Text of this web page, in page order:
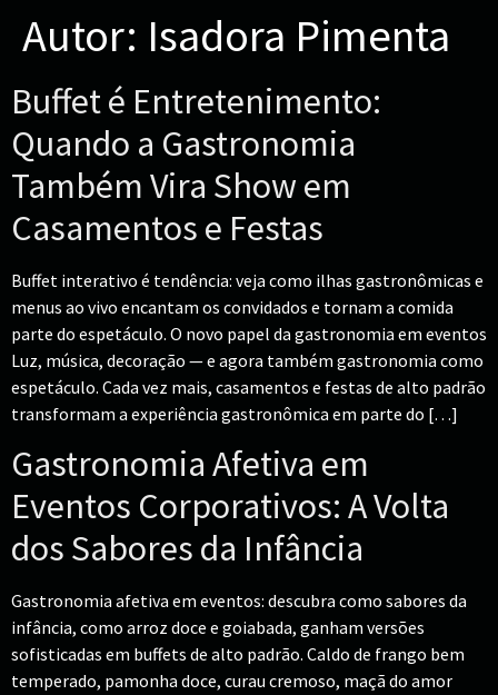
Autor: Isadora Pimenta
Buffet é Entretenimento:
Quando a Gastronomia
Também Vira Show em
Casamentos e Festas
Buffet interativo é tendência: veja como ilhas gastronômicas e
menus ao vivo encantam os convidados e tornam a comida
parte do espetáculo. O novo papel da gastronomia em eventos
Luz, música, decoração — e agora também gastronomia como
espetáculo. Cada vez mais, casamentos e festas de alto padrão
transformam a experiência gastronômica em parte do […]
Gastronomia Afetiva em
Eventos Corporativos: A Volta
dos Sabores da Infância
Gastronomia afetiva em eventos: descubra como sabores da
infância, como arroz doce e goiabada, ganham versões
sofisticadas em buffets de alto padrão. Caldo de frango bem
temperado, pamonha doce, curau cremoso, maçã do amor